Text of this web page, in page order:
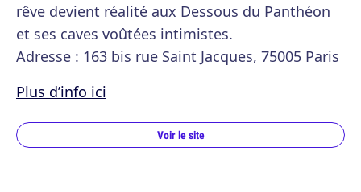
rêve devient réalité aux Dessous du Panthéon
et ses caves voûtées intimistes.
Adresse : 163 bis rue Saint Jacques, 75005 Paris
Plus d’info ici
Voir le site